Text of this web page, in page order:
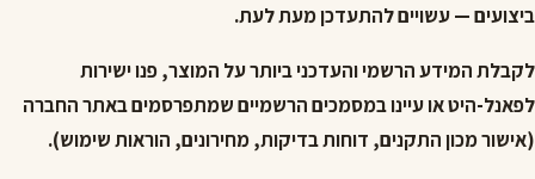
ביצועים — עשויים להתעדכן מעת לעת.
לקבלת המידע הרשמי והעדכני ביותר על המוצר, פנו ישירות
לפאנל-היט או עיינו במסמכים הרשמיים שמתפרסמים באתר החברה
(אישור מכון התקנים, דוחות בדיקות, מחירונים, הוראות שימוש).